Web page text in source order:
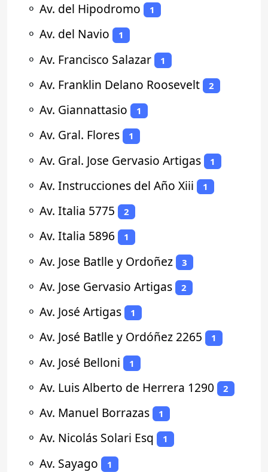
⚬ Av. del Hipodromo 1
⚬ Av. del Navio 1
⚬ Av. Francisco Salazar 1
⚬ Av. Franklin Delano Roosevelt 2
⚬ Av. Giannattasio 1
⚬ Av. Gral. Flores 1
⚬ Av. Gral. Jose Gervasio Artigas 1
⚬ Av. Instrucciones del Año Xiii 1
⚬ Av. Italia 5775 2
⚬ Av. Italia 5896 1
⚬ Av. Jose Batlle y Ordoñez 3
⚬ Av. Jose Gervasio Artigas 2
⚬ Av. José Artigas 1
⚬ Av. José Batlle y Ordóñez 2265 1
⚬ Av. José Belloni 1
⚬ Av. Luis Alberto de Herrera 1290 2
⚬ Av. Manuel Borrazas 1
⚬ Av. Nicolás Solari Esq 1
⚬ Av. Sayago 1